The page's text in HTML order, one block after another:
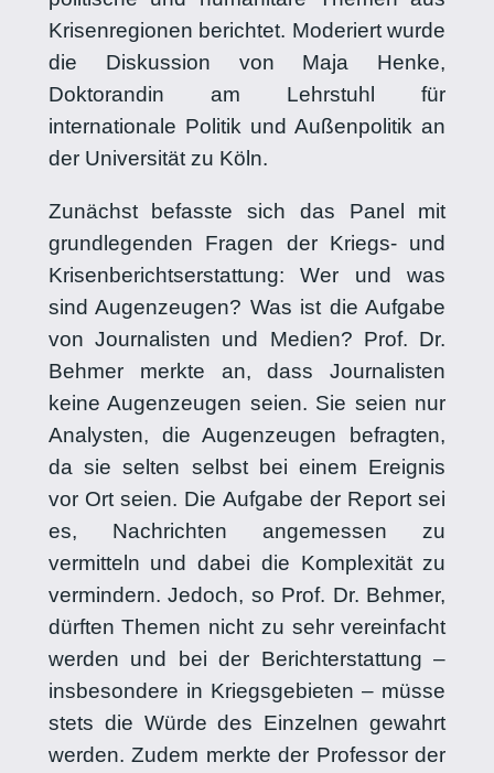
Krisenregionen berichtet. Moderiert wurde
die Diskussion von Maja Henke,
Doktorandin am Lehrstuhl für
internationale Politik und Außenpolitik an
der Universität zu Köln.
Zunächst befasste sich das Panel mit
grundlegenden Fragen der Kriegs- und
Krisenberichtserstattung: Wer und was
sind Augenzeugen? Was ist die Aufgabe
von Journalisten und Medien? Prof. Dr.
Behmer merkte an, dass Journalisten
keine Augenzeugen seien. Sie seien nur
Analysten, die Augenzeugen befragten,
da sie selten selbst bei einem Ereignis
vor Ort seien. Die Aufgabe der Report sei
es, Nachrichten angemessen zu
vermitteln und dabei die Komplexität zu
vermindern. Jedoch, so Prof. Dr. Behmer,
dürften Themen nicht zu sehr vereinfacht
werden und bei der Berichterstattung –
insbesondere in Kriegsgebieten – müsse
stets die Würde des Einzelnen gewahrt
werden. Zudem merkte der Professor der